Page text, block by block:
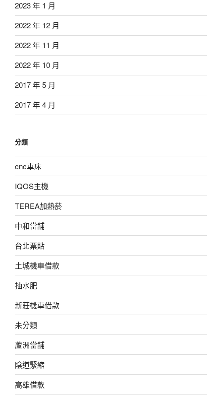
2023 年 1 月
2022 年 12 月
2022 年 11 月
2022 年 10 月
2017 年 5 月
2017 年 4 月
分類
cnc車床
IQOS主機
TEREA加熱菸
中和當舖
台北票貼
土城機車借款
抽水肥
新莊機車借款
未分類
蘆洲當舖
陰道緊縮
高雄借款